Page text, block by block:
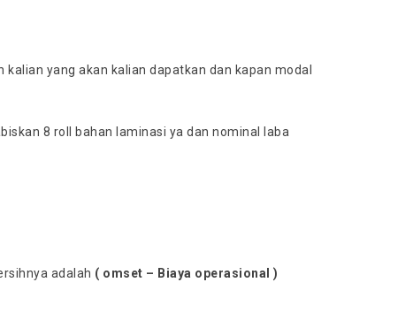
yang akan kalian dapatkan dan kapan modal
8 roll bahan laminasi ya dan nominal laba
adalah ( omset – Biaya operasional )